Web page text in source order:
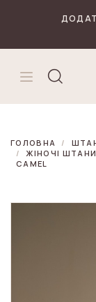
ГОЛОВНА
ЖІНОЧІ
CAMEL